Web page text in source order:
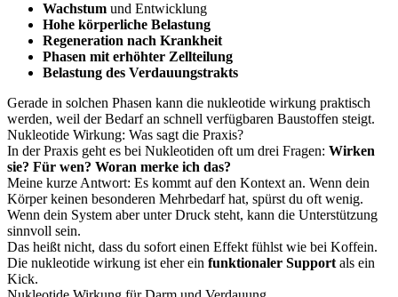
Wachstum und Entwicklung
Hohe körperliche Belastung
Regeneration nach Krankheit
Phasen mit erhöhter Zellteilung
Belastung des Verdauungstrakts
Gerade in solchen Phasen kann die nukleotide wirkung praktisch
werden, weil der Bedarf an schnell verfügbaren Baustoffen steigt.
Nukleotide Wirkung: Was sagt die Praxis?
In der Praxis geht es bei Nukleotiden oft um drei Fragen: Wirken
sie? Für wen? Woran merke ich das?
Meine kurze Antwort: Es kommt auf den Kontext an. Wenn dein
Körper keinen besonderen Mehrbedarf hat, spürst du oft wenig.
Wenn dein System aber unter Druck steht, kann die Unterstützung
sinnvoll sein.
Das heißt nicht, dass du sofort einen Effekt fühlst wie bei Koffein.
Die nukleotide wirkung ist eher ein funktionaler Support als ein
Kick.